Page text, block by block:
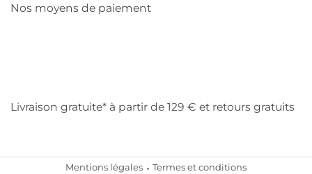
Nos moyens de paiement
Livraison gratuite* à partir de 129 € et retours gratuits
Mentions légales
Termes et conditions